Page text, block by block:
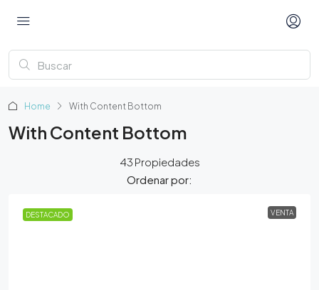
Home With Content Bottom
With Content Bottom
43 Propiedades
Ordenar por:
DESTACADO VENTA